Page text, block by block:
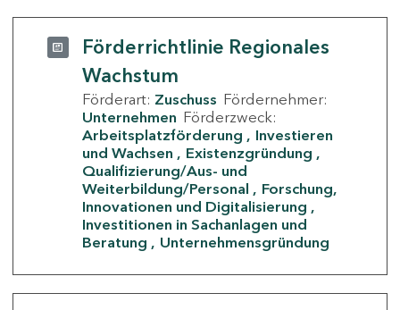
Förderrichtlinie Regionales
Wachstum
Förderart: Zuschuss Fördernehmer:
Unternehmen Förderzweck:
Arbeitsplatzförderung
Investieren
und Wachsen
Existenzgründung
Qualifizierung/Aus- und
Weiterbildung/Personal
Forschung,
Innovationen und Digitalisierung
Investitionen in Sachanlagen und
Beratung
Unternehmensgründung